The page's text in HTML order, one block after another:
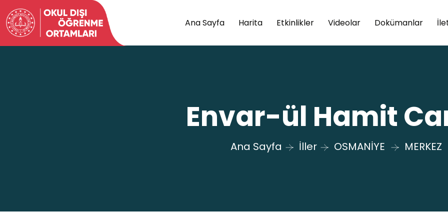
Ana Sayfa Harita Etkinlikler Videolar Dokümanlar
Envar-ül Hamit
Ana Sayfa İller OSMANİYE MERKEZ